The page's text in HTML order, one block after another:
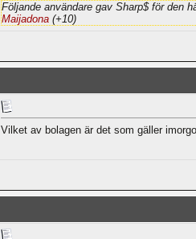
Följande användare gav Sharp$ för den
Maijadona (+10)
Vilket av bolagen är det som gäller